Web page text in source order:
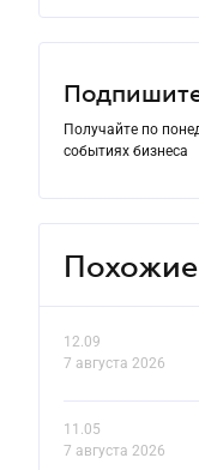
Получайте по
событиях бизнеса
12.09
7 августа 2026
11.05
7 августа 2026